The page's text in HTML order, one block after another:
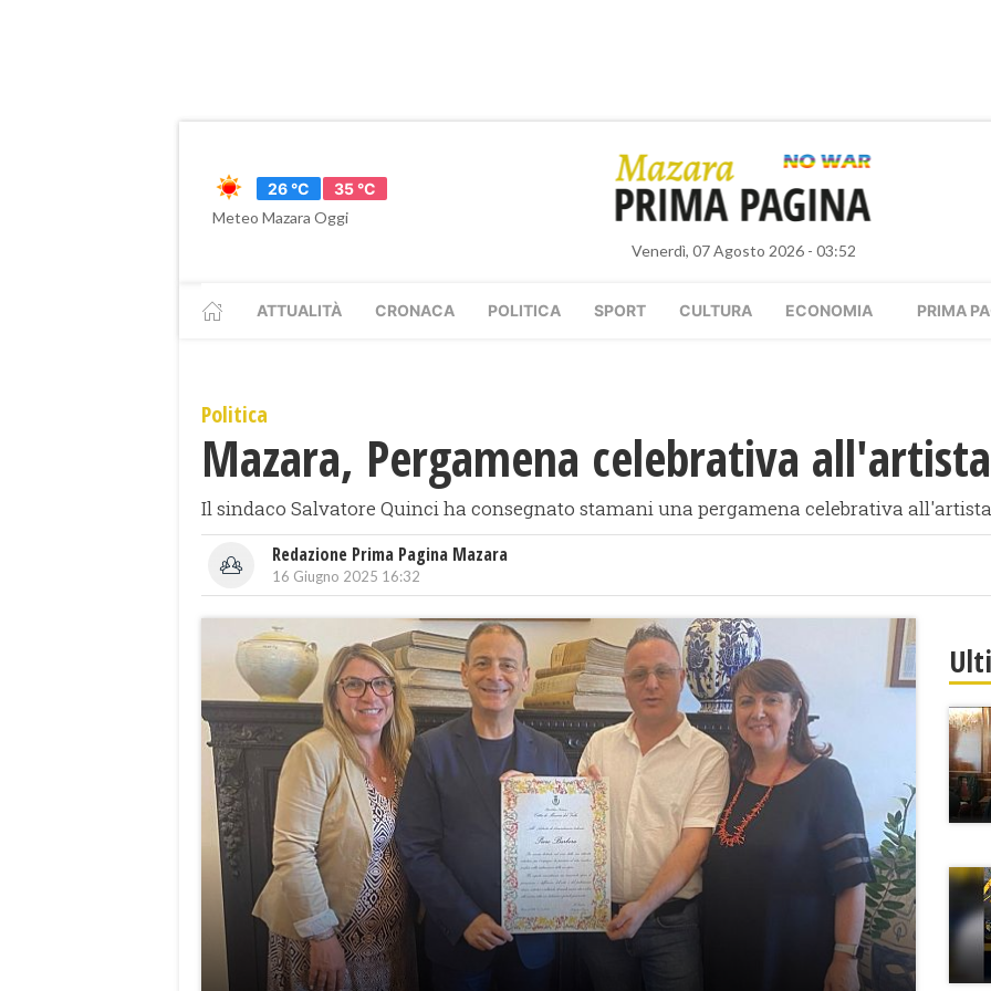
26 °C
35 °C
Meteo Mazara Oggi
Venerdì, 07 Agosto 2026 - 03:52
ATTUALITÀ CRONACA POLITICA SPORT CULTURA ECONOMIA PRIMA
Politica
Mazara, Pergamena celebrativa
Il sindaco Salvatore Quinci ha consegnato stamani una pergamena celebrativa
Redazione Prima Pagina Mazara
16 Giugno 2025 16:32